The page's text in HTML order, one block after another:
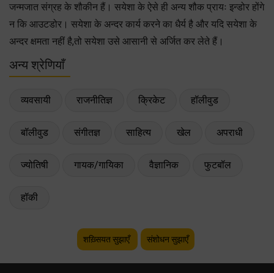
जन्मजात संग्रह के शौकीन हैं। सयेशा के ऐसे ही अन्य शौक प्रायः इन्डोर होंगे
न कि आउटडोर। सयेशा के अन्दर कार्य करने का धैर्य है और यदि सयेशा के
अन्दर क्षमता नहीं है,तो सयेशा उसे आसानी से अर्जित कर लेते हैं।
अन्य श्रेणियाँ
व्यवसायी राजनीतिज्ञ क्रिकेट हॉलीवुड
बॉलीवुड संगीतज्ञ साहित्य खेल अपराधी
ज्योतिषी गायक/गायिका वैज्ञानिक फुटबॉल
हॉकी
शख़्सियत सुझाएँ संशोधन सुझाएँ